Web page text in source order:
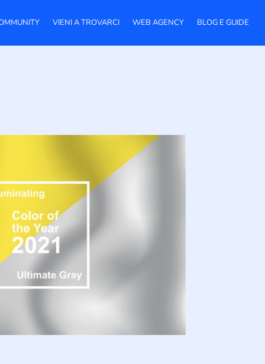
VIENI A TROVARCI WEB AGENCY BLOG E GUIDE